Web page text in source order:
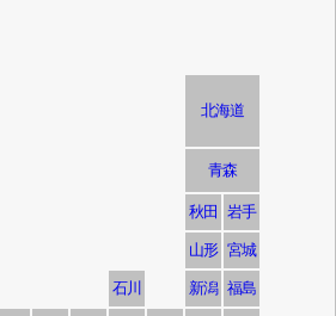
北海道
青森
秋田 岩手
山形 宮城
石川 新潟 福島